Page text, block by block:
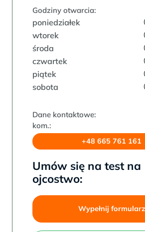
Godziny otwarcia:
poniedziałek
wtorek
środa
czwartek
piątek
sobota
Dane kontaktowe:
kom.:
+48 665 761 161
Umów się na test na
ojcostwo:
Wypełnij formularz